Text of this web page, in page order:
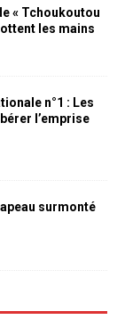
« Tchoukoutou
les mains
n°1 : Les
l’emprise
surmonté